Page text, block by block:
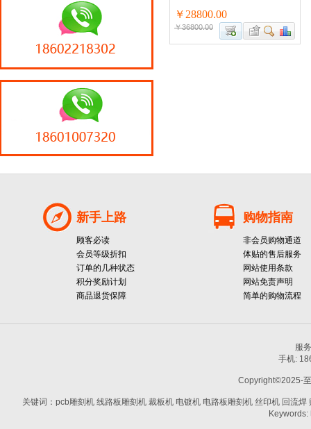
￥28800.00
￥36800.00
新手上路
顾客必读
会员等级折扣
订单的几种状态
积分奖励计划
商品退货保障
购物指南
非会员购物通道
体贴的售后服务
网站使用条款
网站免责声明
简单的购物流程
服
手机:
Copyright©2025-
关键词：pcb雕刻机 线路板雕刻机 裁板机 电镀机 电路板雕刻机 丝印机 回流
Keywords: